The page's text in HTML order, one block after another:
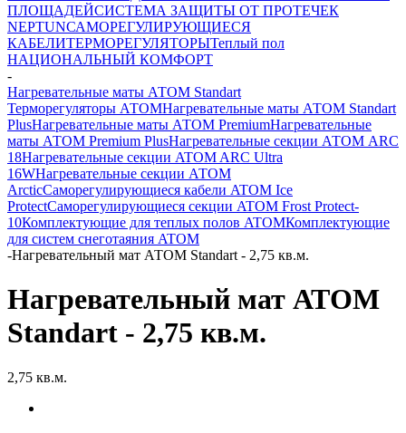
ПЛОЩАДЕЙСИСТЕМА ЗАЩИТЫ ОТ ПРОТЕЧЕК
NEPTUNСАМОРЕГУЛИРУЮЩИЕСЯ
КАБЕЛИТЕРМОРЕГУЛЯТОРЫТеплый пол
НАЦИОНАЛЬНЫЙ КОМФОРТ
-
Нагревательные маты АТОМ Standart
Терморегуляторы АТОМНагревательные маты АТОМ Standart
PlusНагревательные маты АТОМ PremiumНагревательные
маты АТОМ Premium PlusНагревательные секции АТОМ ARC
18Нагревательные секции ATOM ARC Ultra
16WНагревательные секции АТОМ
ArcticСаморегулирующиеся кабели ATOM Ice
ProtectСаморегулирующиеся секции ATOM Frost Protect-
10Комплектующие для теплых полов ATOMКомплектующие
для систем снеготаяния ATOM
-Нагревательный мат АТОМ Standart - 2,75 кв.м.
Нагревательный мат АТОМ
Standart - 2,75 кв.м.
2,75 кв.м.